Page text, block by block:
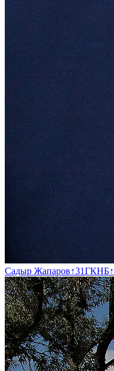
Садыр Жапаров↑31ГКНБ↑